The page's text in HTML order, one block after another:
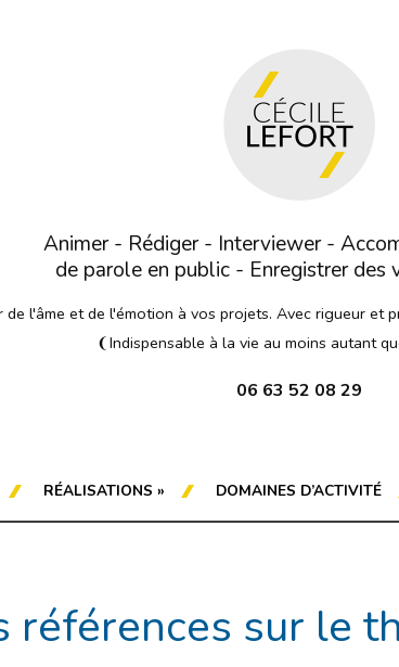
Animer - Rédiger - Interviewer -
de parole en public - Enregistrer des
l'âme et de l'émotion à vos projets. Avec rigueur et
❨Indispensable à la vie au moins autant
06 63 52 08 29
RÉALISATIONS » DOMAINES D’ACTIVITÉ
références sur le